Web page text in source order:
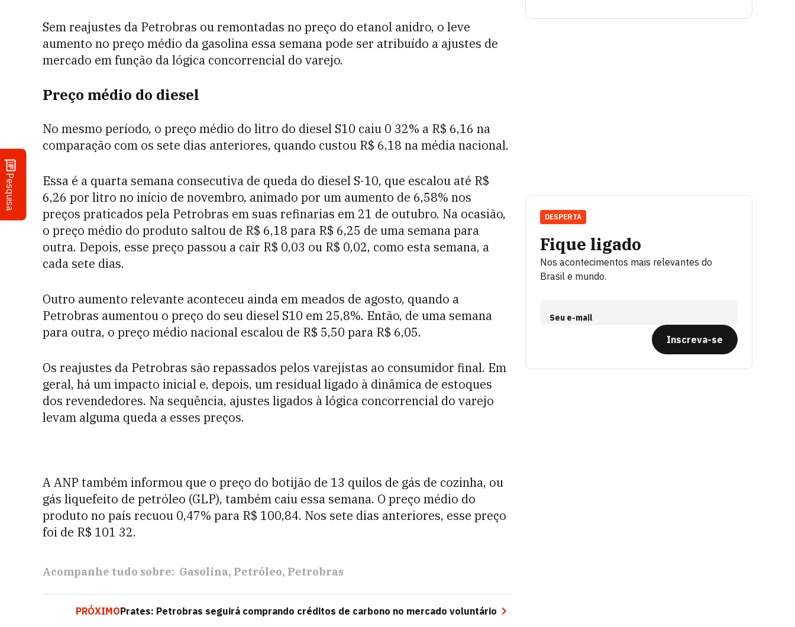
Pesquisa
Sem reajustes da Petrobras ou remontadas no preço do etanol anidro, o leve
aumento no preço médio da gasolina essa semana pode ser atribuído a ajustes de
mercado em função da lógica concorrencial do varejo.
Preço médio do diesel
No mesmo período, o preço médio do litro do diesel S10 caiu 0 32% a R$ 6,16 na
comparação com os sete dias anteriores, quando custou R$ 6,18 na média nacional.
Essa é a quarta semana consecutiva de queda do diesel S-10, que escalou até R$
6,26 por litro no início de novembro, animado por um aumento de 6,58% nos
preços praticados pela Petrobras em suas refinarias em 21 de outubro. Na ocasião,
o preço médio do produto saltou de R$ 6,18 para R$ 6,25 de uma semana para
outra. Depois, esse preço passou a cair R$ 0,03 ou R$ 0,02, como esta semana, a
cada sete dias.
Outro aumento relevante aconteceu ainda em meados de agosto, quando a
Petrobras aumentou o preço do seu diesel S10 em 25,8%. Então, de uma semana
para outra, o preço médio nacional escalou de R$ 5,50 para R$ 6,05.
Os reajustes da Petrobras são repassados pelos varejistas ao consumidor final. Em
geral, há um impacto inicial e, depois, um residual ligado à dinâmica de estoques
dos revendedores. Na sequência, ajustes ligados à lógica concorrencial do varejo
levam alguma queda a esses preços.
A ANP também informou que o preço do botijão de 13 quilos de gás de cozinha, ou
gás liquefeito de petróleo (GLP), também caiu essa semana. O preço médio do
produto no país recuou 0,47% para R$ 100,84. Nos sete dias anteriores, esse preço
foi de R$ 101 32.
Acompanhe tudo sobre: Gasolina Petróleo Petrobras
PRÓXIMOPrates: Petrobras seguirá comprando créditos de carbono no mercado voluntário
Fique ligado
Nos acontecimentos mais relevantes do
Brasil e mundo.
Seu e-mail
Inscreva-se
DESPERTA